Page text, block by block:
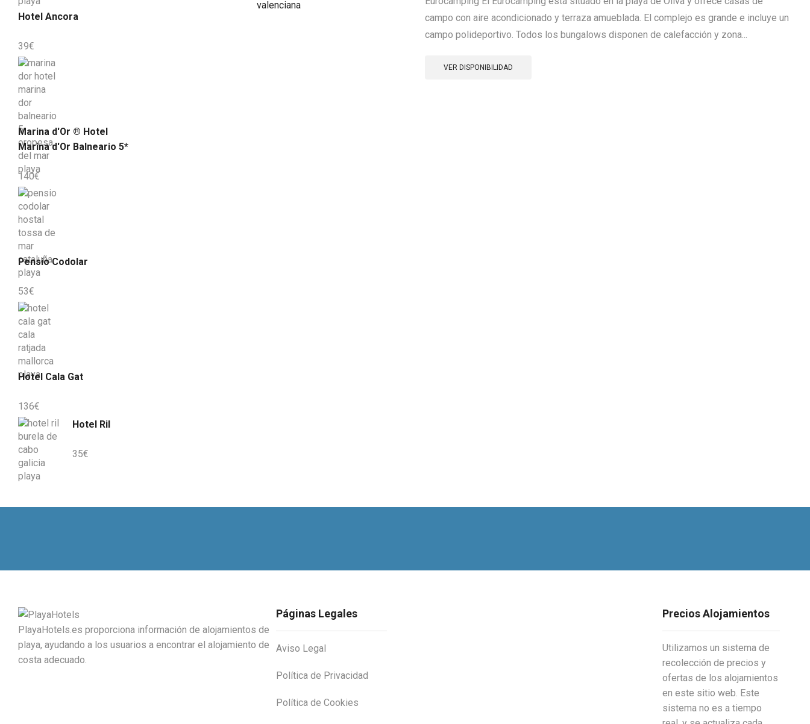
campo con aire acondicionado y terraza amueblada. El complejo es grande e incluye un
campo polideportivo. Todos los bungalows disponen de calefacción y zona...
VER DISPONIBILIDAD
Hotel Ancora
39€
Marina d'Or ® Hotel
Marina d'Or Balneario 5*
140€
Pensio Codolar
53€
Hotel Cala Gat
136€
Hotel Ril
35€
PlayaHotels.es proporciona información de alojamientos de
playa, ayudando a los usuarios a encontrar el alojamiento de
costa adecuado.
Páginas Legales
Aviso Legal
Política de Privacidad
Política de Cookies
Precios Alojamientos
Utilizamos un sistema de
recolección de precios y
ofertas de los alojamientos
en este sitio web. Este
sistema no es a tiempo